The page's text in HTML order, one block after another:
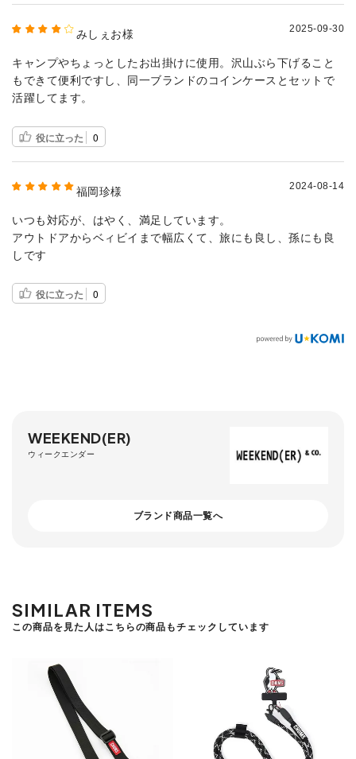
みしぇお様 2025-09-30
キャンプやちょっとしたお出掛けに使用。沢山ぶら下げること
もできて便利ですし、同一ブランドのコインケースとセットで
活躍してます。
役に立った 0
福岡珍様 2024-08-14
いつも対応が、はやく、満足しています。
アウトドアからベィビイまで幅広くて、旅にも良し、孫にも良
しです
役に立った 0
WEEKEND(ER)
ウィークエンダー
ブランド商品一覧へ
SIMILAR ITEMS
この商品を見た人はこちらの商品もチェックしています